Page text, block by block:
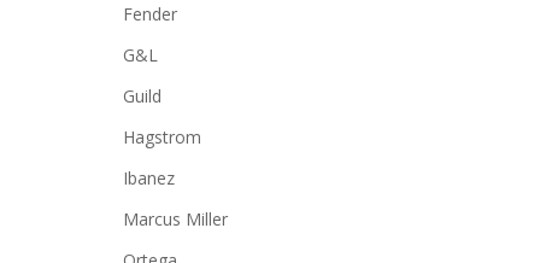
Fender
G&L
Guild
Hagstrom
Ibanez
Marcus Miller